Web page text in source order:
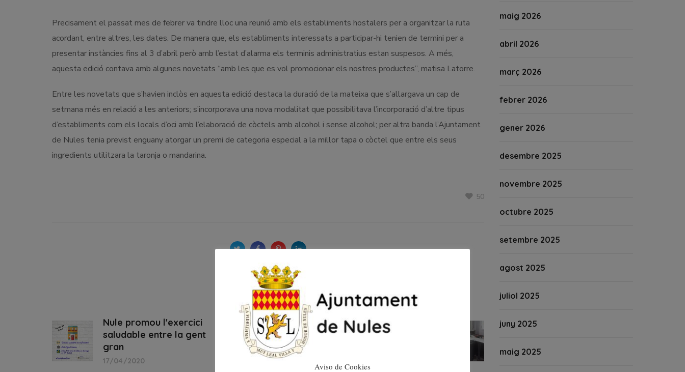
Precisament el passat mes de febrer va tindre lloc una reunió amb els establiments hostalers per a organitzar la ruta
acordant, entre altres, les dates. De manera que, els establiments interessats a participar-hi tenien de termini per a
presentar instàncies fins al 3 d’abril però amb l’estat d’alarma els terminis administratius estan suspesos. A més,
aquesta edició contava amb algunes novetats “amb les que es vol promocionar els nostres productes”, matisa Latorre.
Entre les novetats que s’havien inclòs en aquesta edició destaca la duració de la mateixa que s’allargava un cap de
setmana més en relació a les anteriors; s’incorporava una nova modalitat que possibilitava l’incorporació d’altre tipus
d’establiments com els locals d’oci amb l’elaboració de còctels amb alcohol i sense alcohol; per altra banda l’Ajuntament
de Nules tenia previst enguany atorgar un premi de categoria especial a la millor tapa o còctel que entre els seus
ingredients utilitzara la taronja o mandarina.
50
Nule promou l'exercici
saludable entre la gent
gran
17/04/2020
La Unitat de Mediació
Policial de Nules arriba
a acords en més del 85
maig 2026
abril 2026
març 2026
febrer 2026
gener 2026
desembre 2025
novembre 2025
octubre 2025
setembre 2025
agost 2025
juliol 2025
juny 2025
maig 2025
Aviso de Cookies